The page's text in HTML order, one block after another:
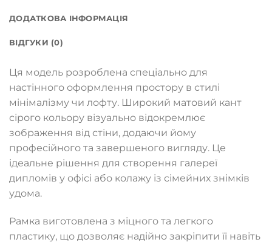
ДОДАТКОВА ІНФОРМАЦІЯ
ВІДГУКИ (0)
Ця модель розроблена спеціально для
настінного оформлення простору в стилі
мінімалізму чи лофту. Широкий матовий кант
сірого кольору візуально відокремлює
зображення від стіни, додаючи йому
професійного та завершеного вигляду. Це
ідеальне рішення для створення галереї
дипломів у офісі або колажу із сімейних знімків
удома.
Рамка виготовлена з міцного та легкого
пластику, що дозволяє надійно закріпити її навіть